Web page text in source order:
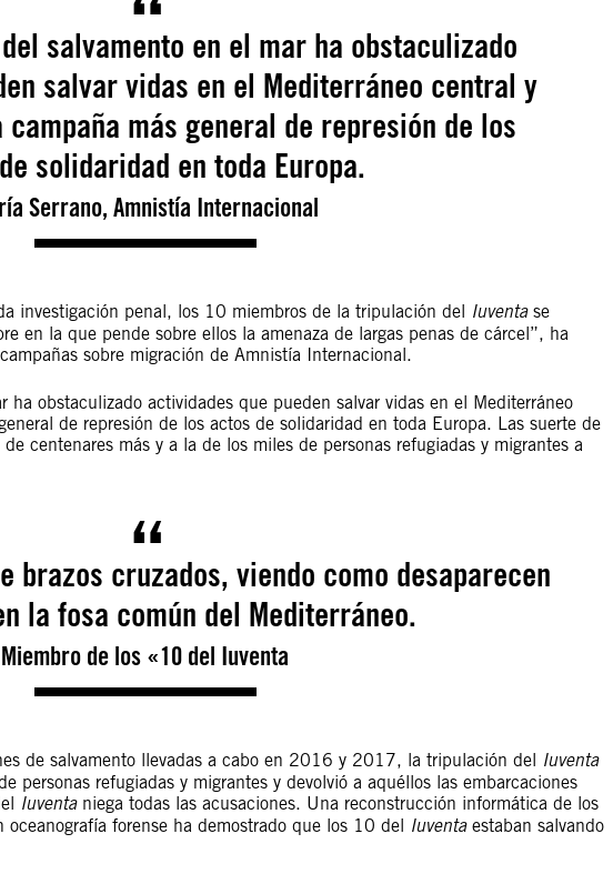
salvamento en el mar ha obstaculizado
salvar vidas en el Mediterráneo central y
más general de represión de los
solidaridad en toda Europa.
Serrano, Amnistía Internacional
investigación penal, los 10 miembros de la tripulación del Iuventase
en la que pende sobre ellos la amenaza de largas penas de cárcel”, ha
sobre migración de Amnistía Internacional.
ha obstaculizado actividades que pueden salvar vidas en el Mediterráneo
de represión de los actos de solidaridad en toda Europa. Las suerte de
centenares más y a la de los miles de personas refugiadas y migrantes a
brazos cruzados, viendo como desaparecen
la fosa común del Mediterráneo.
Miembro de los «10 del Iuventa
de salvamento llevadas a cabo en 2016 y 2017, la tripulación del Iuventa
personas refugiadas y migrantes y devolvió a aquéllos las embarcaciones
Iuventaniega todas las acusaciones. Una reconstrucción informática de los
forense ha demostrado que los 10 del Iuventaestaban salvando